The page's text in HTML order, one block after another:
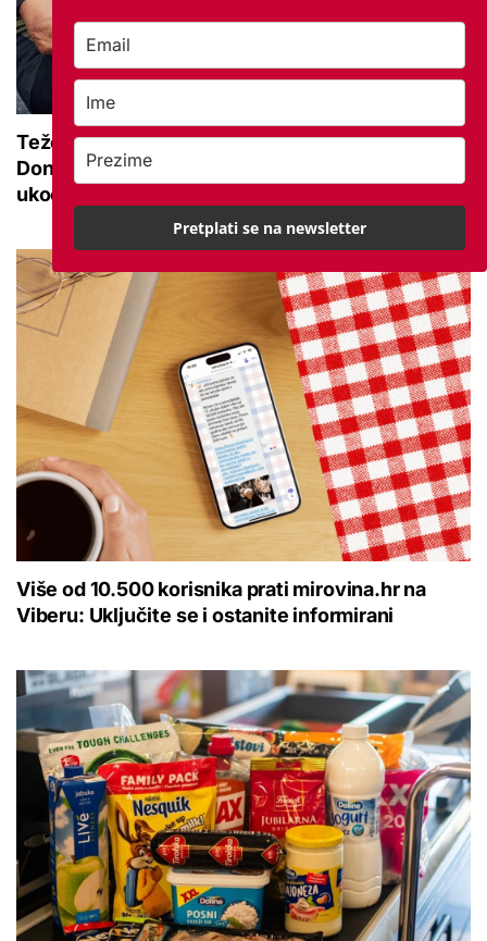
Teže se krećete zbog bolnih zglobova?
Donosimo savjete za lakši pokret i ublažavanje
ukočenosti
Više od 10.500 korisnika prati mirovina.hr na
Viberu: Uključite se i ostanite informirani
Pretplati se na newsletter